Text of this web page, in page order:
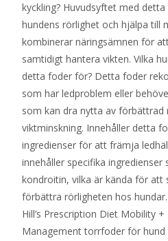
kyckling? Huvudsyftet med
hundens rörlighet och hjälpa till
kombinerar näringsämnen för
samtidigt hantera vikten. Vilka
detta foder för? Detta foder
som har ledproblem eller
som kan dra nytta av förbättrad
viktminskning. Innehåller detta
ingredienser för att främja
innehåller specifika
kondroitin, vilka är kända för att
förbättra rörligheten hos
Hill’s Prescription Diet Mobility
Management torrfoder för hund